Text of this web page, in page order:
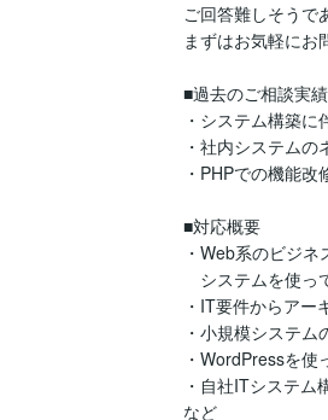
ご回答難しそうで
まずはお気軽にお
■過去のご相談実績
・システム構築
・社内システム
・PHPでの機能
■対応概要
・Web系のビジ
システムを使っ
・IT要件からアー
・小規模システム
・WordPressを使
・自社ITシステム
など